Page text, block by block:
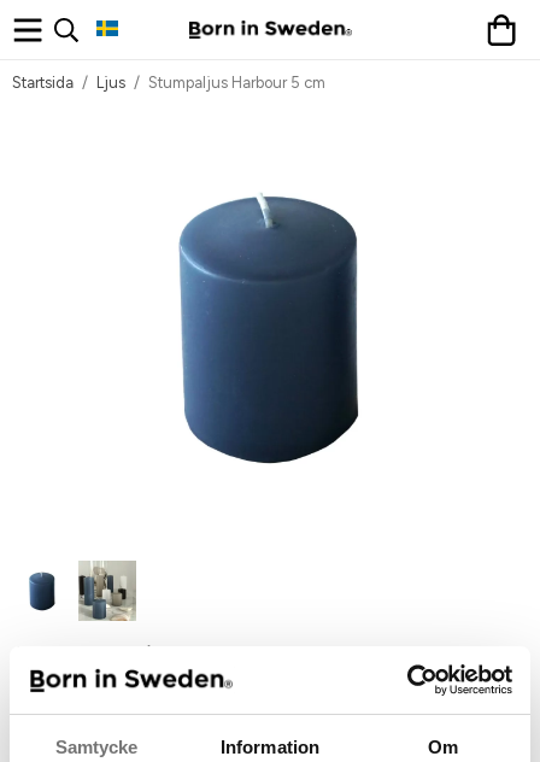
Samtycke Information Om
Startsida / Ljus / Stumpaljus Harbour 5 cm
Stumpaljus Harbour 5 cm
25 kr